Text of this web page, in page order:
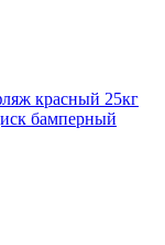
бамперный